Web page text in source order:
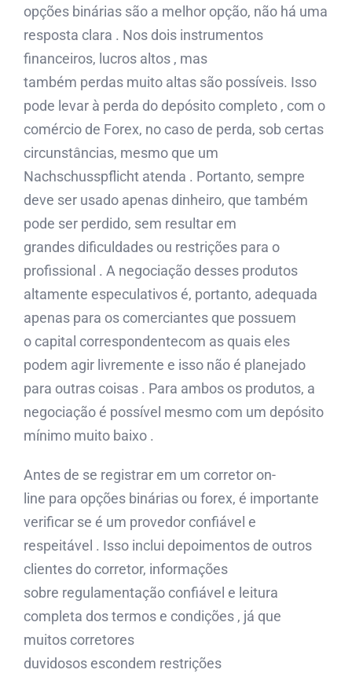
opções binárias são a melhor opção, não há uma
resposta clara . Nos dois instrumentos
financeiros, lucros altos , mas
também perdas muito altas são possíveis. Isso
pode levar à perda do depósito completo , com o
comércio de Forex, no caso de perda, sob certas
circunstâncias, mesmo que um
Nachschusspflicht atenda . Portanto, sempre
deve ser usado apenas dinheiro, que também
pode ser perdido, sem resultar em
grandes dificuldades ou restrições para o
profissional . A negociação desses produtos
altamente especulativos é, portanto, adequada
apenas para os comerciantes que possuem
o capital correspondentecom as quais eles
podem agir livremente e isso não é planejado
para outras coisas . Para ambos os produtos, a
negociação é possível mesmo com um depósito
mínimo muito baixo .
Antes de se registrar em um corretor on-
line para opções binárias ou forex, é importante
verificar se é um provedor confiável e
respeitável . Isso inclui depoimentos de outros
clientes do corretor, informações
sobre regulamentação confiável e leitura
completa dos termos e condições , já que
muitos corretores
duvidosos escondem restrições